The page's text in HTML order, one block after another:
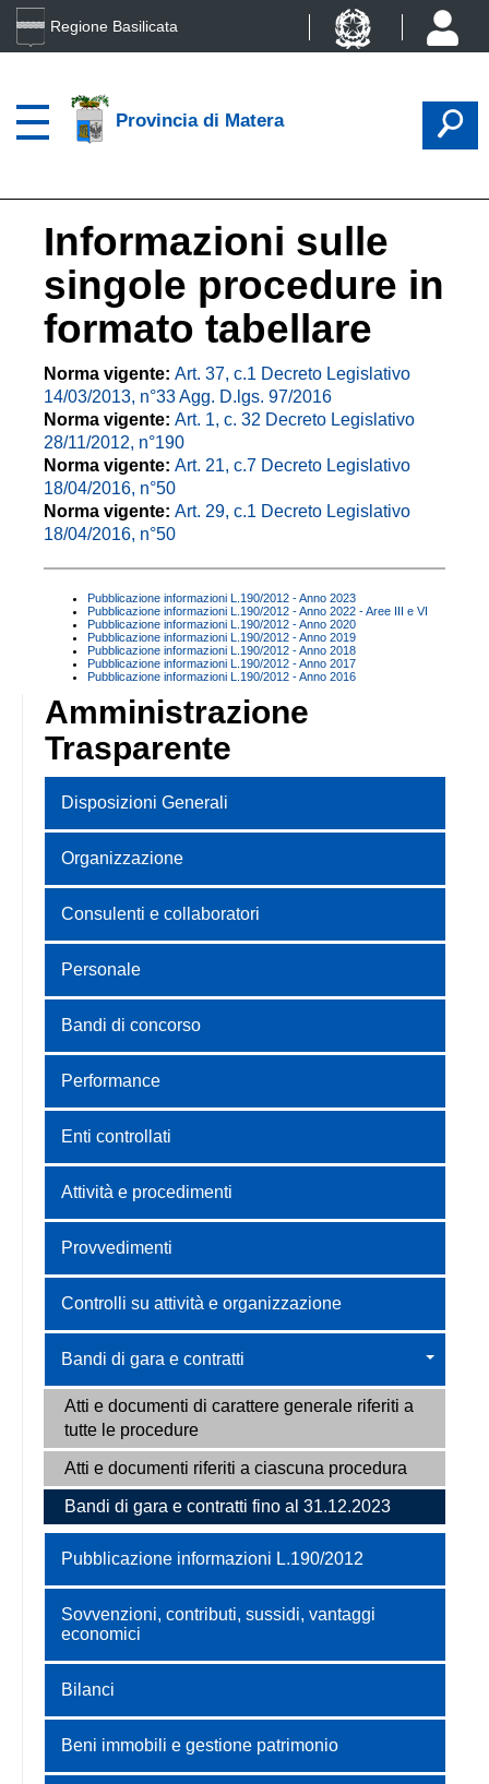
Regione Basilicata
Provincia di Matera
Informazioni sulle
singole procedure in
formato tabellare
Norma vigente: Art. 37, c.1 Decreto Legislativo
14/03/2013, n°33 Agg. D.lgs. 97/2016
Norma vigente: Art. 1, c. 32 Decreto Legislativo
28/11/2012, n°190
Norma vigente: Art. 21, c.7 Decreto Legislativo
18/04/2016, n°50
Norma vigente: Art. 29, c.1 Decreto Legislativo
18/04/2016, n°50
Pubblicazione informazioni L.190/2012 - Anno 2023
Pubblicazione informazioni L.190/2012 - Anno 2022 - Aree III e VI
Pubblicazione informazioni L.190/2012 - Anno 2020
Pubblicazione informazioni L.190/2012 - Anno 2019
Pubblicazione informazioni L.190/2012 - Anno 2018
Pubblicazione informazioni L.190/2012 - Anno 2017
Pubblicazione informazioni L.190/2012 - Anno 2016
Amministrazione
Trasparente
Disposizioni Generali
Organizzazione
Consulenti e collaboratori
Personale
Bandi di concorso
Performance
Enti controllati
Attività e procedimenti
Provvedimenti
Controlli su attività e organizzazione
Bandi di gara e contratti
Atti e documenti di carattere generale riferiti a
tutte le procedure
Atti e documenti riferiti a ciascuna procedura
Bandi di gara e contratti fino al 31.12.2023
Pubblicazione informazioni L.190/2012
Sovvenzioni, contributi, sussidi, vantaggi
economici
Bilanci
Beni immobili e gestione patrimonio